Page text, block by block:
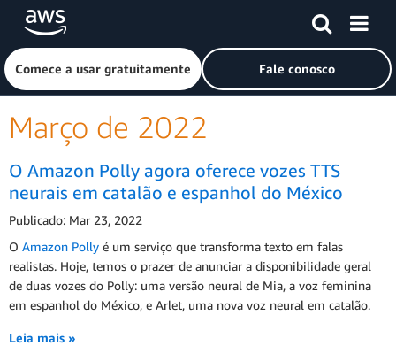
Pular para o conteúdo principal
Clique aqui para voltar à página inicial da Amazon Web
Comece a usar gratuitamente Fale conosco
Março de 2022
O Amazon Polly agora oferece vozes TTS
neurais em catalão e espanhol do México
Publicado: Mar 23, 2022
O Amazon Polly é um serviço que transforma texto em falas
realistas. Hoje, temos o prazer de anunciar a disponibilidade geral
de duas vozes do Polly: uma versão neural de Mia, a voz feminina
em espanhol do México, e Arlet, uma nova voz neural em catalão.
Leia mais »